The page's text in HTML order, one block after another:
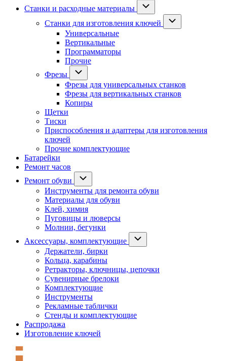
Станки и расходные материалы
Станки для изготовления ключей
Универсальные
Вертикальные
Программаторы
Прочие
Фрезы
Фрезы для универсальных станков
Фрезы для вертикальных станков
Копиры
Щетки
Тиски
Приспособления и адаптеры для изготовления
ключей
Прочие комплектующие
Батарейки
Ремонт часов
Ремонт обуви
Инструменты для ремонта обуви
Материалы для обуви
Клей, химия
Пуговицы и люверсы
Молнии, бегунки
Аксессуары, комплектующие
Держатели, бирки
Кольца, карабины
Ретракторы, ключницы, цепочки
Сувенирные брелоки
Комплектующие
Инструменты
Рекламные таблички
Стенды и комплектующие
Распродажа
Изготовление ключей